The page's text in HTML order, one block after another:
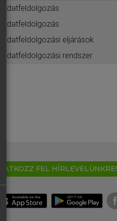
adatfeldolgozás
adatfeldolgozás
adatfeldolgozási eljárások
adatfeldolgozási rendszer
IRATKOZZ FEL HÍRLEVELÜNKRE!